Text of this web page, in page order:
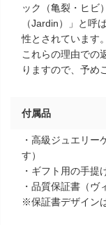
ック（亀裂・ヒビ
（Jardin）」と呼
性とされています。
これらの理由での
りますので、予め
付属品
・高級ジュエリー
す）
・ギフト用の手提
・品質保証書（ヴ
※保証書デザイン